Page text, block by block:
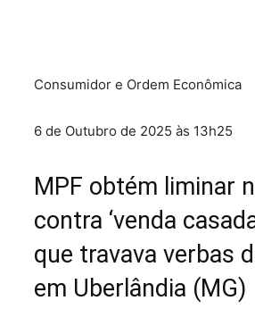
Consumidor e Ordem Econômica
6 de Outubro de 2025 às 13h25
MPF obtém liminar
contra ‘venda
que travava verbas
em Uberlândia (MG)